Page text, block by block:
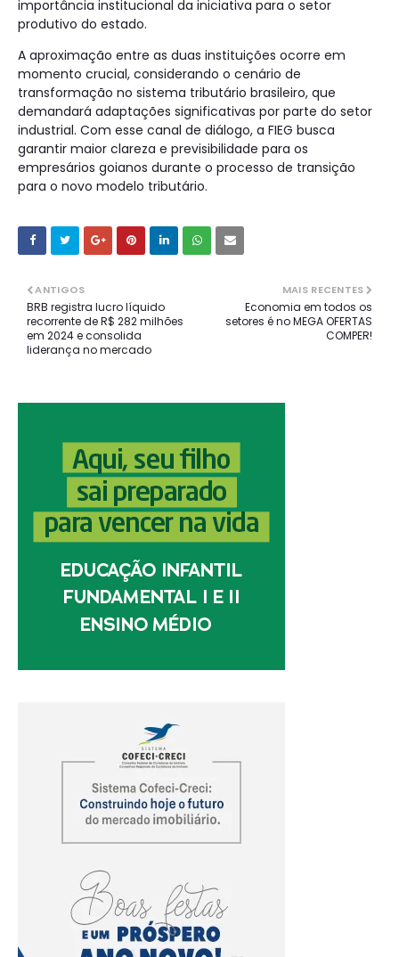
importância institucional da iniciativa para o setor
produtivo do estado.
A aproximação entre as duas instituições ocorre em
momento crucial, considerando o cenário de
transformação no sistema tributário brasileiro, que
demandará adaptações significativas por parte do setor
industrial. Com esse canal de diálogo, a FIEG busca
garantir maior clareza e previsibilidade para os
empresários goianos durante o processo de transição
para o novo modelo tributário.
MAIS RECENTES
Economia em todos os
setores é no MEGA OFERTAS
COMPER!
ANTIGOS
BRB registra lucro líquido
recorrente de R$ 282 milhões
em 2024 e consolida
liderança no mercado